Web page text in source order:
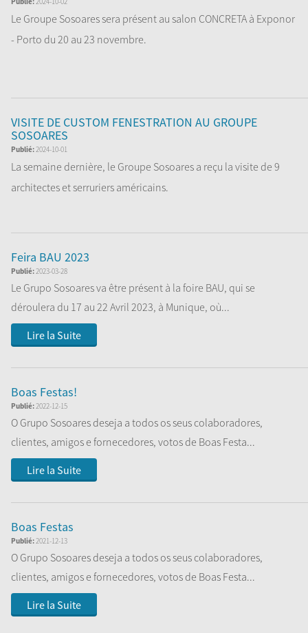
Le Groupe Sosoares sera présent au salon CONCRETA à Exponor
- Porto du 20 au 23 novembre.
VISITE DE CUSTOM FENESTRATION AU GROUPE
SOSOARES
Publié:2024-10-01
La semaine dernière, le Groupe Sosoares a reçu la visite de 9
architectes et serruriers américains.
Feira BAU 2023
Publié:2023-03-28
Le Grupo Sosoares va être présent à la foire BAU, qui se
déroulera du 17 au 22 Avril 2023, à Munique, où...
Lire la Suite
Boas Festas!
Publié:2022-12-15
O Grupo Sosoares deseja a todos os seus colaboradores,
clientes, amigos e fornecedores, votos de Boas Festa...
Lire la Suite
Boas Festas
Publié:2021-12-13
O Grupo Sosoares deseja a todos os seus colaboradores,
clientes, amigos e fornecedores, votos de Boas Festa...
Lire la Suite